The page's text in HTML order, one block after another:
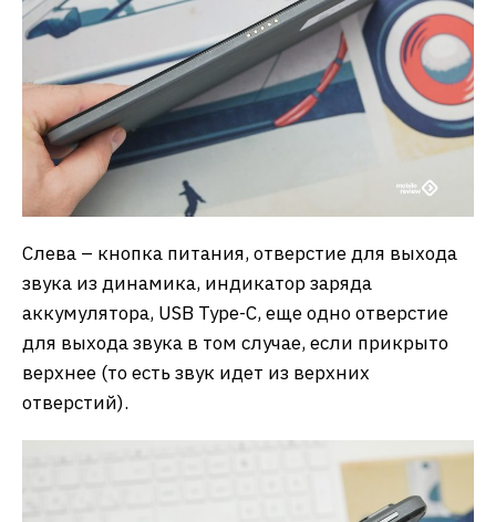
Слева – кнопка питания, отверстие для выхода
звука из динамика, индикатор заряда
аккумулятора, USB Type-C, еще одно отверстие
для выхода звука в том случае, если прикрыто
верхнее (то есть звук идет из верхних
отверстий).